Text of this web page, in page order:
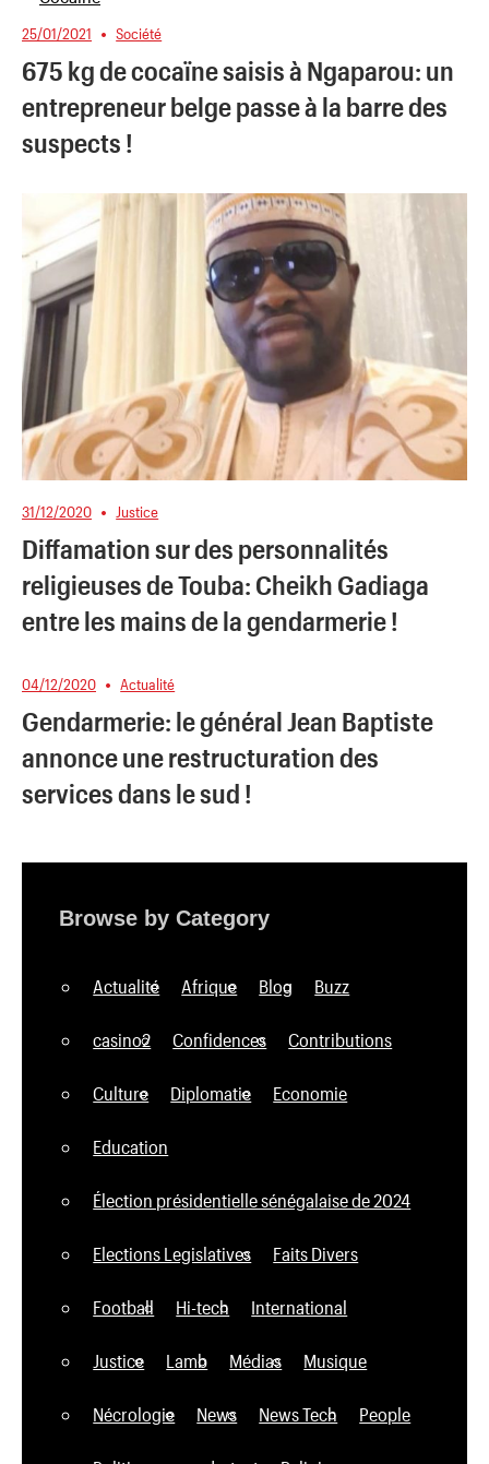
25/01/2021 Société
675 kg de cocaïne saisis à Ngaparou: un
entrepreneur belge passe à la barre des
suspects !
31/12/2020 Justice
Diffamation sur des personnalités
religieuses de Touba: Cheikh Gadiaga
entre les mains de la gendarmerie !
04/12/2020 Actualité
Gendarmerie: le général Jean Baptiste
annonce une restructuration des
services dans le sud !
Browse by Category
Actualité Afrique Blog Buzz
casino2 Confidences Contributions
Culture Diplomatie Economie
Education
Élection présidentielle sénégalaise de 2024
Elections Legislatives Faits Divers
Football Hi-tech International
Justice Lamb Médias Musique
Nécrologie News News Tech People